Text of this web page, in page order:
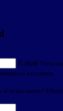
E-mail Verrà
necessarie.
al nome utente?